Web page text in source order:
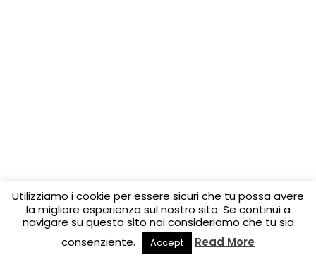
Utilizziamo i cookie per essere sicuri che tu possa avere
la migliore esperienza sul nostro sito. Se continui a
navigare su questo sito noi consideriamo che tu sia
consenziente.
Accept Read More